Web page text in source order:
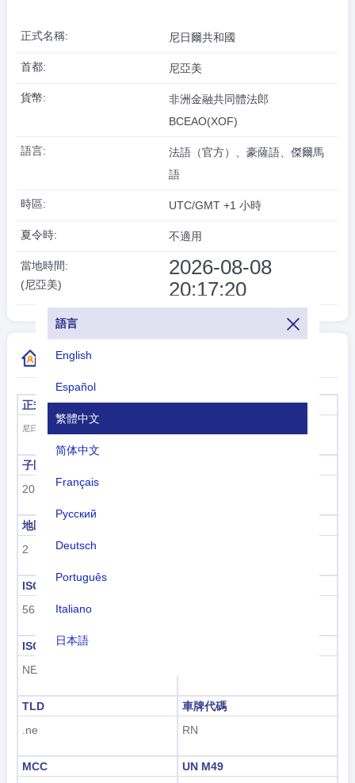
語言
English
Español
繁體中文
简体中文
Français
Русский
Deutsch
Português
Italiano
日本語
正式名稱: 尼日爾共和國
首都: 尼亞美
貨幣:
非洲金融共同體法郎
BCEAO(XOF)
語言:
法語（官方）、豪薩語、傑爾馬
語
時區: UTC/GMT +1 小時
夏令時: 不適用
當地時間:
(尼亞美)
2026-08-08
20:17:20
更多國家/地區代碼信息
正式名稱
尼日爾共和國
首都
子區域代碼
202
地區代碼
2
ISO 3166-1數字
562
ISO 3166-1-Alpha-3
NER
TLD
.ne
車牌代碼
RN
MCC
UN M49